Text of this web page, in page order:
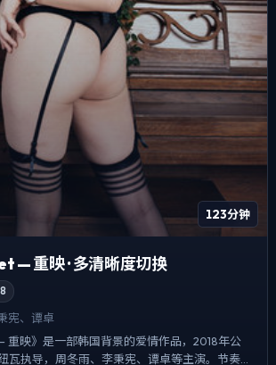
123分钟
— 重映 · 多清晰度切换
宪、谭卓
重映》是一部韩国背景的爱情作品，2018年公
瓦执导，周冬雨、李秉宪、谭卓等主演。节奏